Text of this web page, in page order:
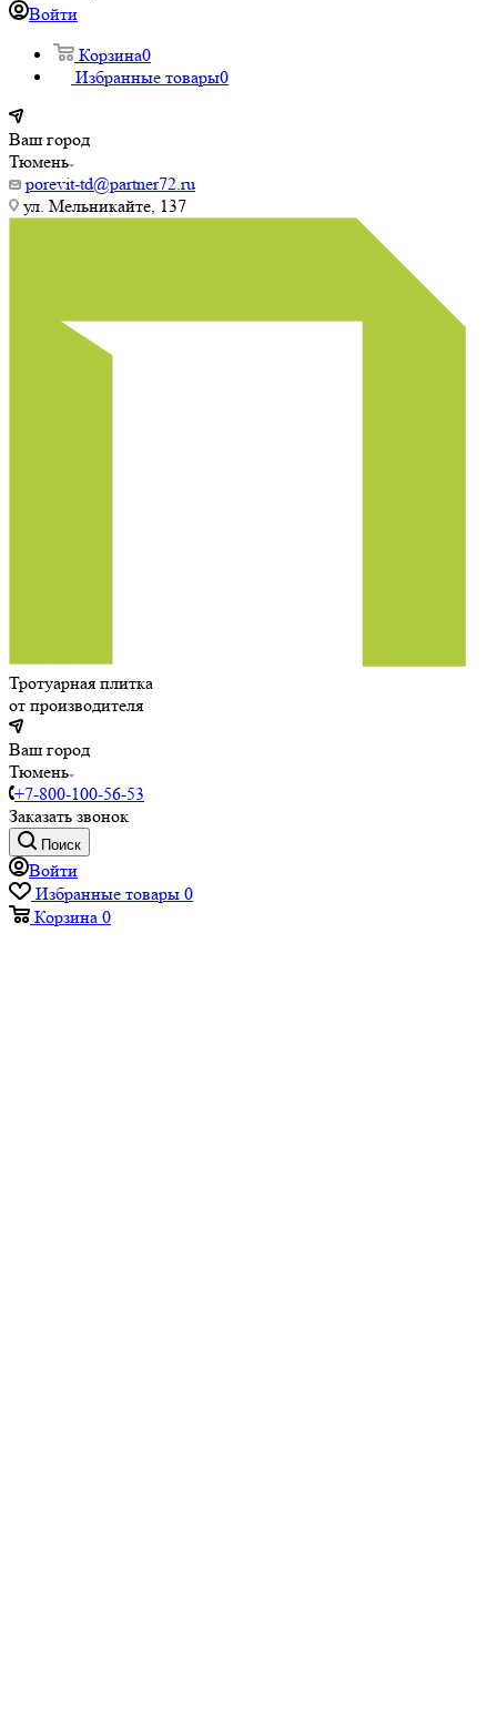
Войти
Корзина0
Избранные товары0
Ваш город
Тюмень
porevit-td@partner72.ru
ул. Мельникайте, 137
Тротуарная плитка
от производителя
Ваш город
Тюмень
+7-800-100-56-53
Заказать звонок
Поиск
Войти
Избранные товары 0
Корзина 0